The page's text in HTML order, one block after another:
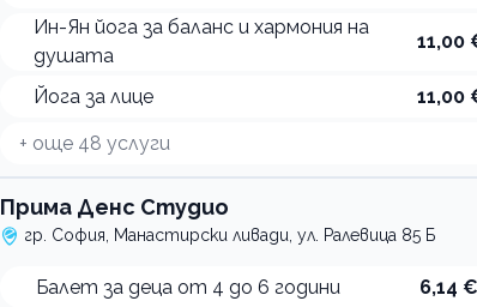
Ин-Ян йога за баланс и хармония на
душата
11,00
Йога за лице 11,00
+ още 48 услуги
Прима Денс Студио
гр. София, Манастирски ливади, ул. Ралевица 85 Б
Балет за деца от 4 до 6 години 6,14